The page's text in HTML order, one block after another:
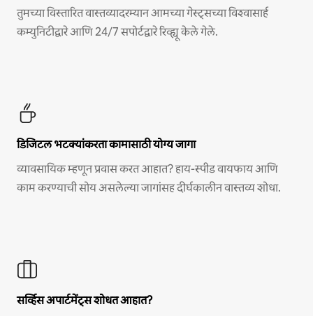
तुमच्या विस्तारित वास्तव्यादरम्यान आमच्या गेस्ट्सच्या विश्वासार्ह
कम्युनिटीद्वारे आणि 24/7 सपोर्टद्वारे रिव्ह्यू केले गेले.
डिजिटल भटक्यांकरता कामासाठी योग्य जागा
व्यावसायिक म्हणून प्रवास करत आहात? हाय-स्पीड वायफाय आणि
काम करण्याची सोय असलेल्या जागांसह दीर्घकालीन वास्तव्य शोधा.
सर्व्हिस अपार्टमेंट्स शोधत आहात?